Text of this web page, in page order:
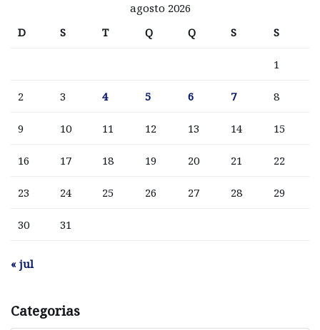
agosto 2026
D
S T Q Q S S
1
2 3 4 5 6 7 8
9 10 11 12 13 14 15
16 17 18 19 20 21 22
23 24 25 26 27 28 29
30 31
« jul
Categorias